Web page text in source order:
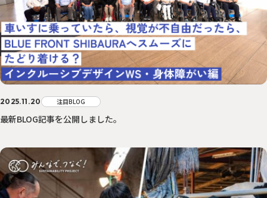
2025.11.20 注目BLOG
最新BLOG記事を公開しました。